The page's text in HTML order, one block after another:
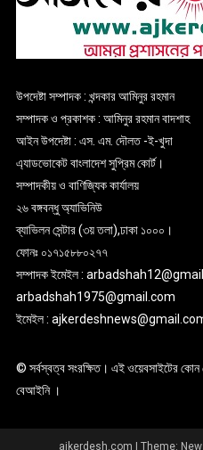
উপদেষ্টা সম্পাদক : খন্দকার আমিনুর রহমান
সম্পাদক ও প্রকাশক : আমিনুর রহমান বাদশাহ
আইন উপদেষ্টা : এস. এম. দৌলত -ই-খুদা
এ্যাডভোকেট বাংলাদেশ সুপ্রিম কোর্ট।
সম্পাদকীয় ও বাণিজ্যিক কার্যালয়
২৬ বঙ্গবন্ধু অ্যাভিনিউ
ব্যাভিলন সেন্টার (৩য় তলা),ঢাকা ১০০০।
ফোনঃ ০১৭১৫৮৮০২৭৭
সম্পাদক ইমেইল :
arbadshah1975@gmail.com
ইমেইল :
© সর্বস্বত্ব সংরক্ষিত। এই ওয়েবসাইটের কোন
বেআইনি ।
ajkerdesh.com Theme: